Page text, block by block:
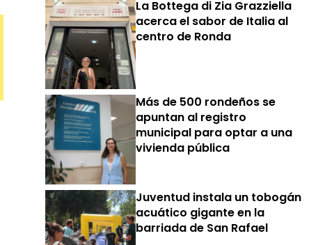
La Bottega di Zia Grazziella
acerca el sabor de Italia al
centro de Ronda
Más de 500 rondeños se
apuntan al registro
municipal para optar a una
vivienda pública
Juventud instala un tobogán
acuático gigante en la
barriada de San Rafael